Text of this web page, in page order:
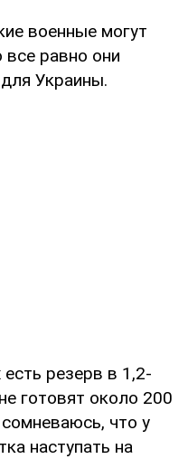
военные могут
равно они
Украины.
резерв в 1,2-
готовят около 200
что у
наступать на